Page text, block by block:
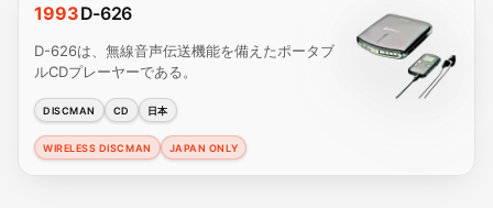
1993D-626
D-626は、無線音声伝送機能を備えたポータブ
ルCDプレーヤーである。
DISCMAN CD 日本
WIRELESS DISCMAN JAPAN ONLY